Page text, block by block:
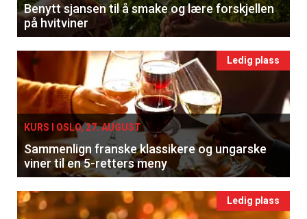
Benytt sjansen til å smake og lære forskjellen
på hvitviner
Ledig plass
KURS I OSLO, 27. AUGUST
Sammenlign franske klassikere og ungarske
viner til en 5-retters meny
Ledig plass